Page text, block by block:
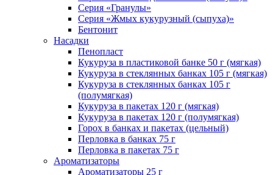
Cерия «Гранулы»
Серия «Жмых кукурузный (сыпуха)»
Бентонит
Насадки
Пенопласт
Кукуруза в пластиковой банке 50 г (мягкая)
Кукуруза в стеклянных банках 105 г (мягкая)
Кукуруза в стеклянных банках 105 г
(полумягкая)
Кукуруза в пакетах 120 г (мягкая)
Кукуруза в пакетах 120 г (полумягкая)
Горох в банках и пакетах (цельный)
Перловка в банках 75 г
Перловка в пакетах 75 г
Ароматизаторы
Ароматизаторы 25 г